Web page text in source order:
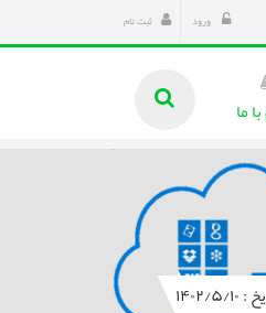
ورود ثبت نام
ما
۵/۱۰